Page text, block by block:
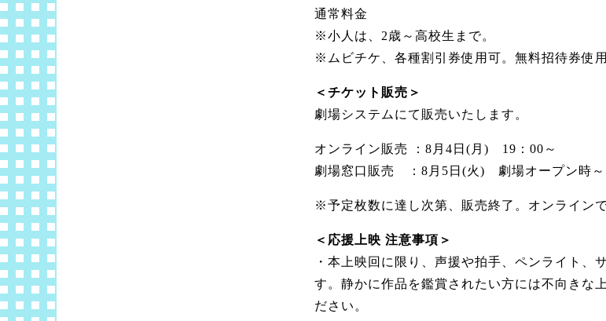
通常料金
※小人は、2歳～高校生まで。
※ムビチケ、各種割引券使用可。無料招待券使用
＜チケット販売＞
劇場システムにて販売いたします。
オンライン販売 ：8月4日(月) 19：00～
劇場窓口販売 ：8月5日(火) 劇場オープン時～
※予定枚数に達し次第、販売終了。オンライン
＜応援上映 注意事項＞
・本上映回に限り、声援や拍手、ペンライト、
す。静かに作品を鑑賞されたい方には不向きな
ださい。